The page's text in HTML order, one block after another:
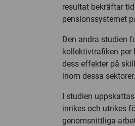
resultat bekräftar
pensionssystemet
Den andra studien
kollektivtrafiken per
dess effekter på
inom dessa sektorer.
I studien
inrikes och utrikes
genomsnittliga